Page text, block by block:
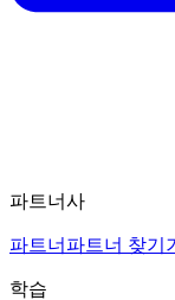
파트너사
파트너 파트너 찾기
학습